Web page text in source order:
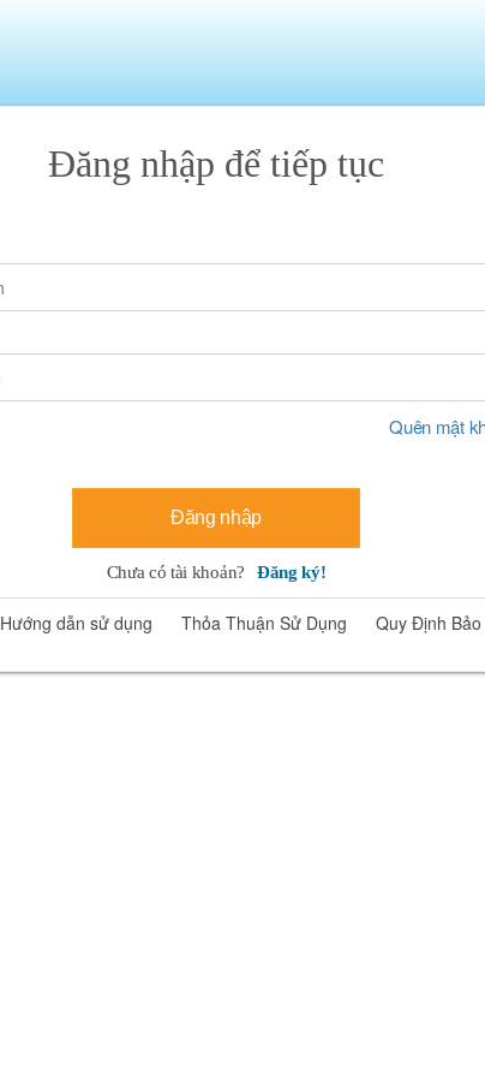
Đăng nhập để tiếp tục
Quên mật
Đăng nhập
Chưa có tài khoản? Đăng ký!
Hướng dẫn sử dụng Thỏa Thuận Sử Dụng Quy Định